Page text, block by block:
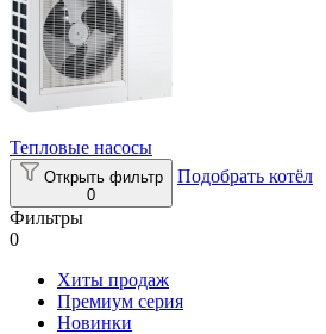
Тепловые насосы
Открыть фильтр
0
Подобрать котёл
Фильтры
0
Хиты продаж
Премиум серия
Новинки